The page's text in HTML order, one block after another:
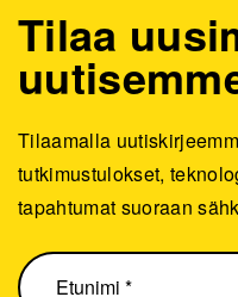
Tilaa
Tilaamalla
tutkimustulokset,
tapahtumat suoraan